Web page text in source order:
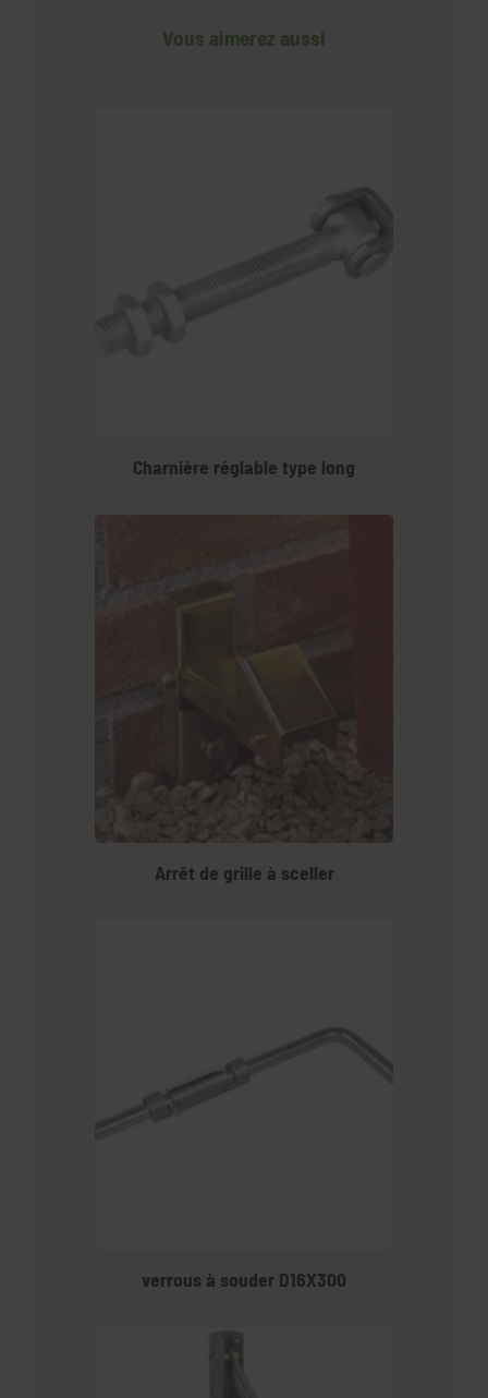
Vous aimerez aussi
Charnière réglable type long
Arrêt de grille à sceller
verrous à souder D16X300